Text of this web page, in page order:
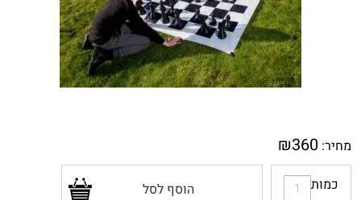
מחיר: ₪360
כמות הוסף לסל